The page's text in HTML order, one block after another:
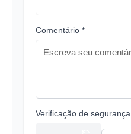
Comentário *
Verificação de